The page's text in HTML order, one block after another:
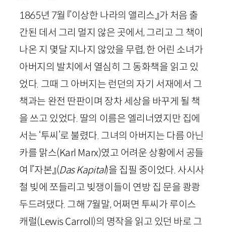
1865년 7월 『이상한 나라의 앨리스』가 처음 출
간된 데서 그리 멀지 않은 곳에서, 그리고 그 책이
나온 지 몇달 지나지 않았을 무렵, 한 어린 소녀가
아버지의 발치에서 열심히 그 동화책을 읽고 있
었다. 그때 그 아버지는 런던의 자기 서재에서 그
책과는 완전 딴판이며 장차 세상을 바꾸게 될 책
을 쓰고 있었다. 딸의 이름은 엘리너였지만 집에
서는 ‘투씨’로 불렸다. 그녀의 아버지는 다름 아닌
카를 맑스(Karl Marx)였고 어려운 상황에서 공들
여 『자본』(Das Kapital)을 집필 중이었다. 사시사
철 빚에 쪼들리고 빚쟁이들이 연방 집 문을 쾅쾅
두드려댔다. 그해 7월말, 어쩌면 투씨가 루이스
캐럴(Lewis Carroll )의 명작을 읽고 있던 바로 그